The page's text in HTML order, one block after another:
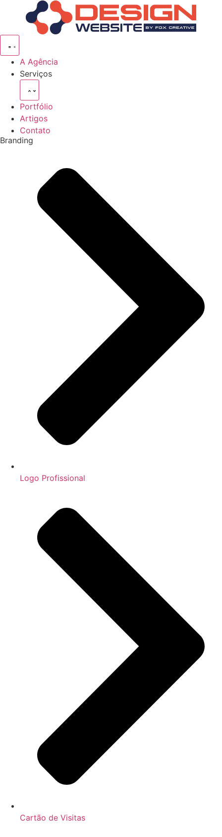
A Agência
Serviços
Portfólio
Artigos
Contato
Branding
Logo Profissional
Cartão de Visitas